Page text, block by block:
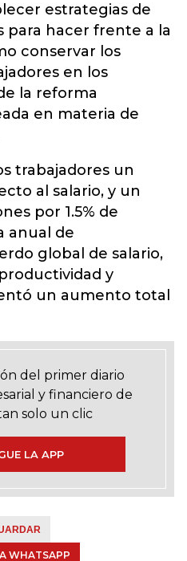
estrategias de
para hacer frente a la
conservar los
en los
la reforma
en materia de
trabajadores un
al salario, y un
por 1.5% de
anual de
global de salario,
y
un aumento total
del primer diario
y financiero de
solo un clic
LA APP
WHATSAPP